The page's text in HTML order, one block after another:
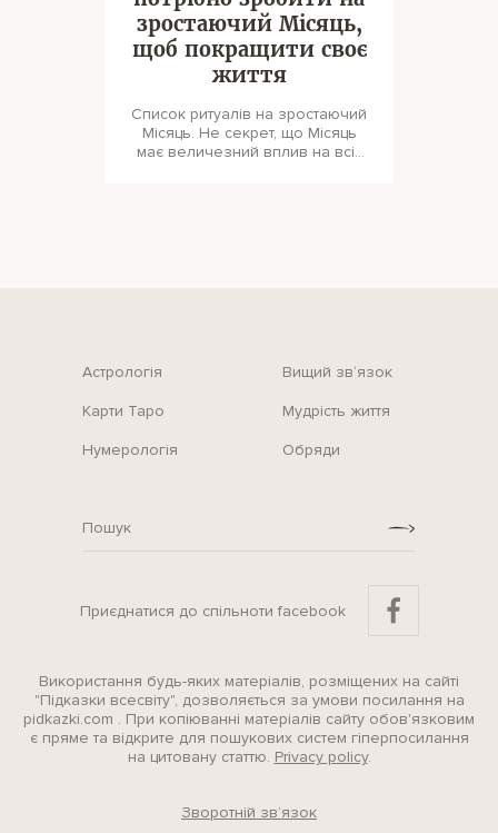
зростаючий Місяць,
щоб покращити своє
життя
Список ритуалів на зростаючий
Місяць. Не секрет, що Місяць
має величезний вплив на всіх
Астрологія Вищий зв‘язок
Карти Таро Мудрість життя
Нумерологія Обряди
Приєднатися до спільноти facebook
Використання будь-яких матеріалів, розміщених на сайті
"Підказки всесвіту", дозволяється за умови посилання на
pidkazki.com . При копіюванні матеріалів сайту обов'язковим
є пряме та відкрите для пошукових систем гіперпосилання
на цитовану статтю. Privacy policy.
Зворотній зв’язок